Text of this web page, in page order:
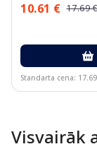
10.61 € 17.69
Standarta cena:
Visvairāk